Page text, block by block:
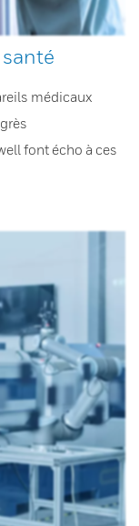
médicaux
font écho à ces